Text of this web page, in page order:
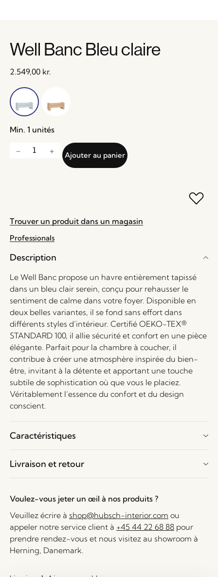
Well Banc Bleu claire
2.549,00 kr.
Min. 1 unités
Ajouter au panier
Trouver un produit dans un magasin
Professionals
Description
Le Well Banc propose un havre entièrement tapissé
dans un bleu clair serein, conçu pour rehausser le
sentiment de calme dans votre foyer. Disponible en
deux belles variantes, il se fond sans effort dans
différents styles d’intérieur. Certifié OEKO-TEX®
STANDARD 100, il allie sécurité et confort en une pièce
élégante. Parfait pour la chambre à coucher, il
contribue à créer une atmosphère inspirée du bien-
être, invitant à la détente et apportant une touche
subtile de sophistication où que vous le placiez.
Véritablement l’essence du confort et du design
conscient.
Caractéristiques
Livraison et retour
Voulez-vous jeter un œil à nos produits ?
Veuillez écrire à shop@hubsch-interior.com ou
appeler notre service client à +45 44 22 68 88 pour
prendre rendez-vous et nous visitez au showroom à
Herning, Danemark.